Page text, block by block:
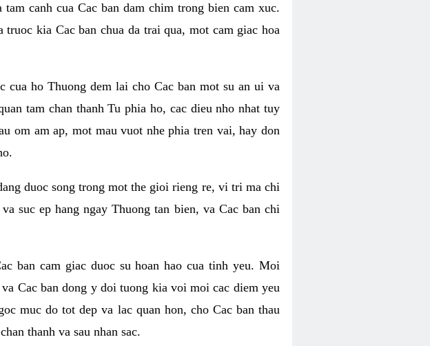
canh cua Cac ban dam chim trong bien cam xuc.
kia Cac ban chua da trai qua, mot cam giac hoa
ho Thuong dem lai cho Cac ban mot su an ui va
tam chan thanh Tu phia ho, cac dieu nho nhat tuy
om am ap, mot mau vuot nhe phia tren vai, hay don
duoc song trong mot the gioi rieng re, vi tri ma chi
suc ep hang ngay Thuong tan bien, va Cac ban chi
ban cam giac duoc su hoan hao cua tinh yeu. Moi
Cac ban dong y doi tuong kia voi moi cac diem yeu
muc do tot dep va lac quan hon, cho Cac ban thau
thanh va sau nhan sac.